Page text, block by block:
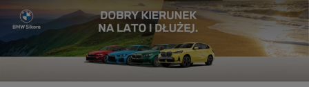
Przejdź
treści